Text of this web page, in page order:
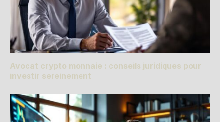
Avocat crypto monnaie : conseils juridiques pour
investir sereinement